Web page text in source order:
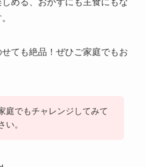
める、おかずにも主食にもな
ても絶品！ぜひご家庭でもお
庭でもチャレンジしてみて
い。